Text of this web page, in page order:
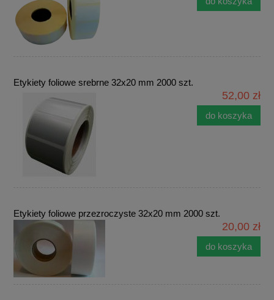
Etykiety foliowe srebrne 32x20 mm 2000 szt.
52,00 zł
do koszyka
Etykiety foliowe przezroczyste 32x20 mm 2000 szt.
20,00 zł
do koszyka